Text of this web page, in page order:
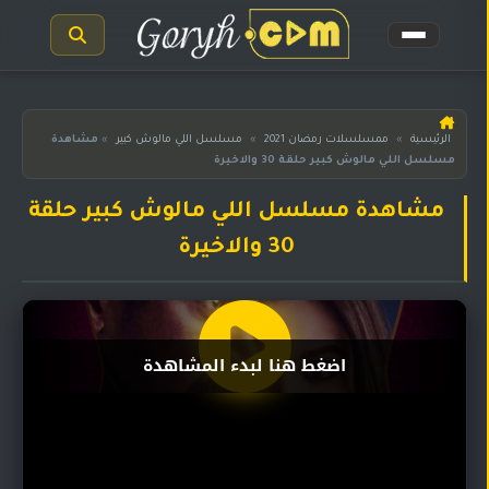
الرئيسية
مسلسلات
المترجمة
مدبلجة
الرئيسية » ممسلسلات رمضان 2021 » مسلسل اللي مالوش كبير » مشاهدة
مسلسل اللي مالوش كبير حلقة 30 والاخيرة
مشاهدة مسلسل اللي مالوش كبير حلقة
30 والاخيرة
اضغط هنا لبدء المشاهدة